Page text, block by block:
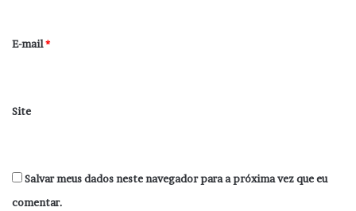
*
E-mail*
Site
Salvar meus dados neste navegador para a próxima vez que eu
comentar.